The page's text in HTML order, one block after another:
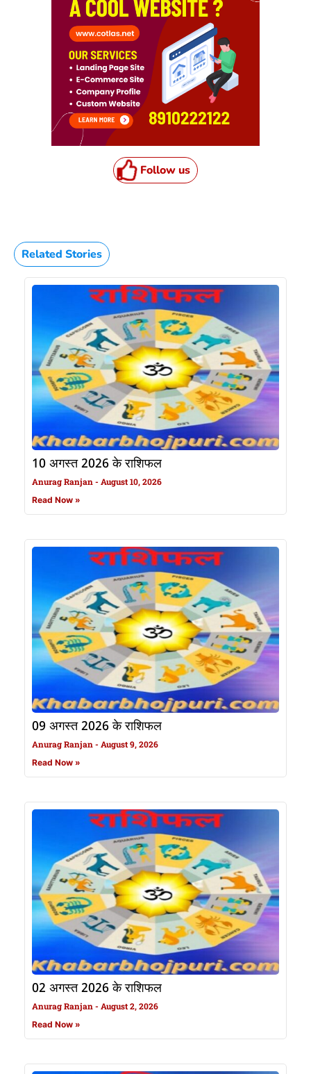
Follow us
Related Stories
10 अगस्त 2026 के राशिफल
Anurag Ranjan August 10, 2026
Read Now »
09 अगस्त 2026 के राशिफल
Anurag Ranjan August 9, 2026
Read Now »
02 अगस्त 2026 के राशिफल
Anurag Ranjan August 2, 2026
Read Now »